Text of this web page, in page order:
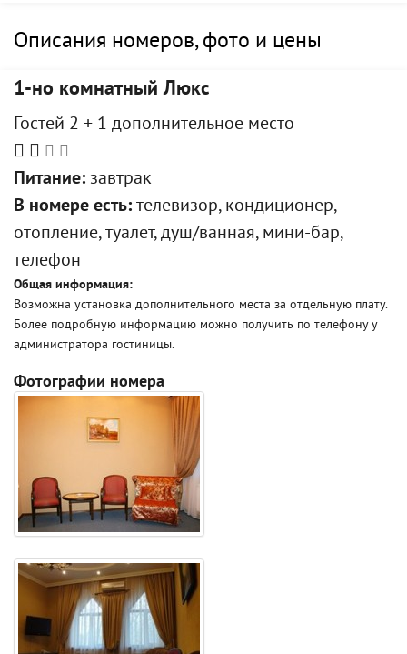
Описания номеров, фото и цены
1-но комнатный Люкс
Гостей 2 + 1 дополнительное место
Питание: завтрак
В номере есть: телевизор, кондиционер,
отопление, туалет, душ/ванная, мини-бар,
телефон
Общая информация:
Возможна установка дополнительного места за отдельную плату.
Более подробную информацию можно получить по телефону у
администратора гостиницы.
Фотографии номера